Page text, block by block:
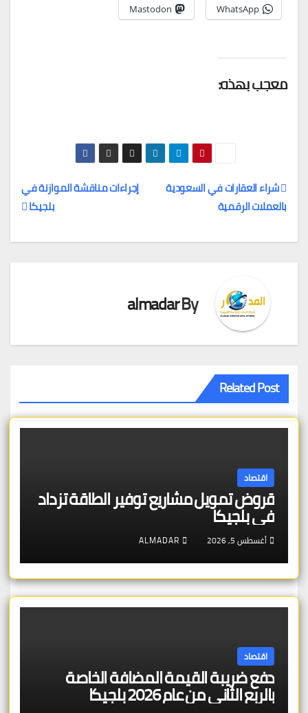
WhatsApp
Mastodon
معجب بهذه:
تصفّح
المقالات
إجراءات مناقشة الموازنة في
بلجيكا
شراء العقارات في السعودية
بالعملات الرقمية
By
almadar
Related Post
اقتصاد
قروض تمويل مشاريع توفير الطاقة تزداد
في بلجيكا
أغسطس 5, 2026 ALMADAR
اقتصاد
دفع ضريبة القيمة المضافة الخاصة
بالربع الثاني من عام 2026 بلجيكا